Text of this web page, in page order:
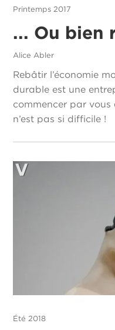
Printemps 2017
... Ou bien
Alice Abler
Rebâtir l’économie
durable est une
commencer par
n’est pas si difficile !
Été 2018